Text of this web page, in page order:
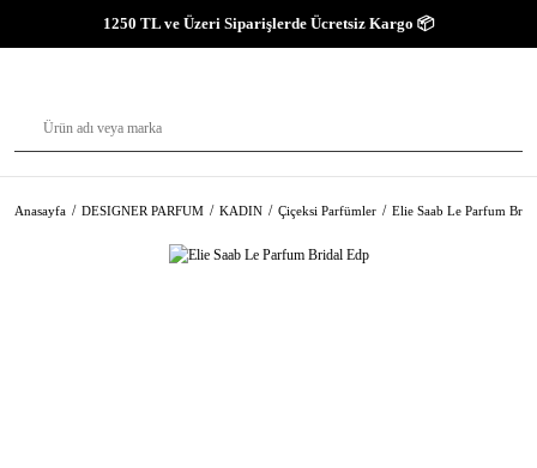
1250 TL ve Üzeri Siparişlerde Ücretsiz Kargo 📦
Anasayfa DESIGNER PARFUM KADIN Çiçeksi Parfümler Elie Saab Le Parfum